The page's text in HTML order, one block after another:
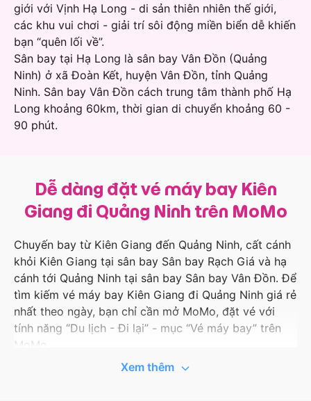
giới với Vịnh Hạ Long - di sản thiên nhiên thế giới,
các khu vui chơi - giải trí sôi động miền biển dễ khiến
bạn “quên lối về”.
Sân bay tại Hạ Long là sân bay Vân Đồn (Quảng
Ninh) ở xã Đoàn Kết, huyện Vân Đồn, tỉnh Quảng
Ninh. Sân bay Vân Đồn cách trung tâm thành phố Hạ
Long khoảng 60km, thời gian di chuyển khoảng 60 -
90 phút.
Dễ dàng đặt vé máy bay Kiên
Giang đi Quảng Ninh trên MoMo
Chuyến bay từ Kiên Giang đến Quảng Ninh, cất cánh
khỏi Kiên Giang tại sân bay Sân bay Rạch Giá và hạ
cánh tới Quảng Ninh tại sân bay Sân bay Vân Đồn. Để
tìm kiếm vé máy bay Kiên Giang đi Quảng Ninh giá rẻ
nhất theo ngày, bạn chỉ cần mở MoMo, đặt vé với
tính năng “Du lịch - Đi lại” - mục “Vé máy bay” trên
MoMo.
Ứng dụng MoMo liên tục cập nhật thông tin hành
Xem thêm